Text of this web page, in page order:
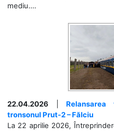
mediu....
22.04.2026
tronsonul Prut-2 – Fălciu
La 22 aprilie 2026,